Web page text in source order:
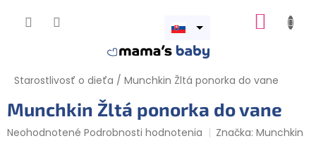
Otvoriť
Starostlivosť o dieťa / Munchkin Žltá ponorka do vane
Munchkin Žltá ponorka do vane
Priemerné
Neohodnotené Podrobnosti hodnotenia Značka:Munchkin